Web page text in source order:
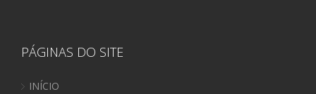
PÁGINAS DO SITE
INÍCIO